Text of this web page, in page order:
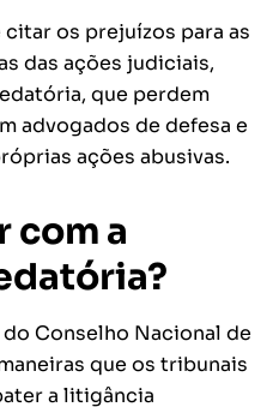
os prejuízos para as
das ações judiciais,
que perdem
advogados de defesa e
ações abusivas.
com a
Conselho Nacional de
que os tribunais
a litigância